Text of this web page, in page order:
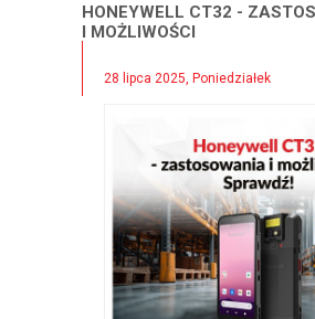
HONEYWELL CT32 -
I MOŻLIWOŚCI
28 lipca 2025, Poniedziałek